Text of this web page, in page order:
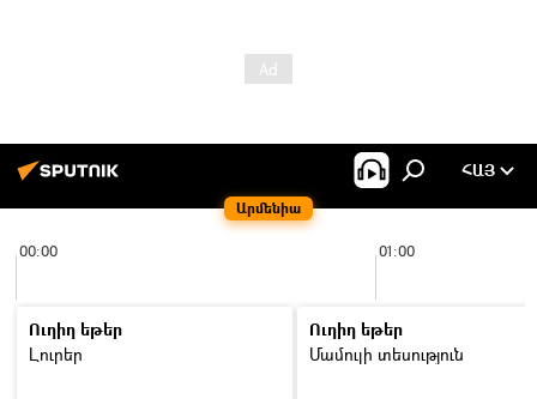
Արմենիա
ՀԱՅ
00:00 01:00
Ուղիղ եթեր
Լուրեր
Ուղիղ եթեր
Մամուլի տեսություն